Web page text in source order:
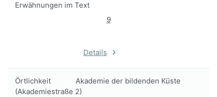
Erwähnungen im Text
9
Details
Örtlichkeit
Akademie der bildenden Küste
(Akademiestraße 2)